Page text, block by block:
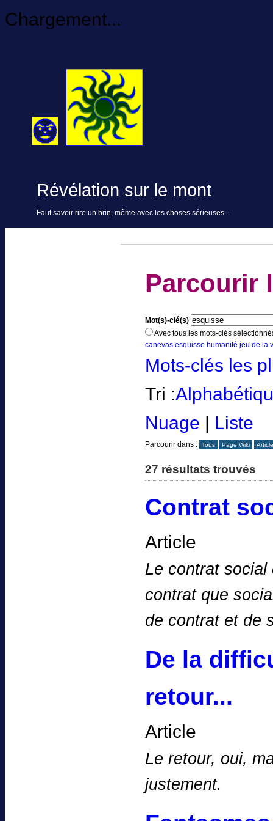
Chargement...
Révélation sur le mont
Faut savoir rire un brin, même avec les choses sérieuses...
Parcourir
Mot(s)-clé(s)
Avec tous les mots-clés
canevas esquisse humanité jeu de la
Mots-clés les
Tri :
Nuage | Liste
Parcourir dans : Tous Page Wiki Article
27 résultats trouvés
Contrat
Article
Le contrat
contrat que
de contrat et de
De la
retour...
Article
Le retour, oui,
justement.